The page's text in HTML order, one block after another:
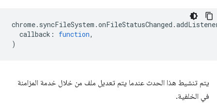
chrome. syncFileSystem .onFileStatusChanged .
callback : function,
)
يتم تنشيط هذا الحدث عندما يتم تعديل ملف من خلال خدمة المزامنة
في الخلفية.